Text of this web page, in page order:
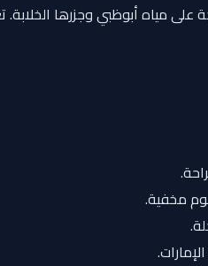
واسعة ومفتوحة تمنحك إطلالة بانورامية ساحرة بنسبة
مخفية.